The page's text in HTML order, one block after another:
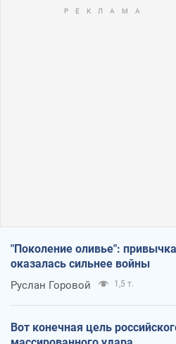
"Поколение оливье":
оказалась сильнее войны
Руслан Горовой 1,5 т.
Вот конечная цель